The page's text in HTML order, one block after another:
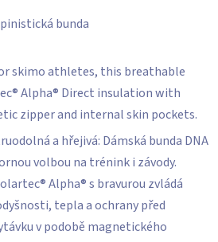
bunda
skimo athletes, this breathable
Alpha® Direct insulation with
zipper and internal skin pockets.
a hřejivá: Dámská bunda DNA
volbou na trénink i závody.
Alpha® s bravurou zvládá
tepla a ochrany před
v podobě magnetického